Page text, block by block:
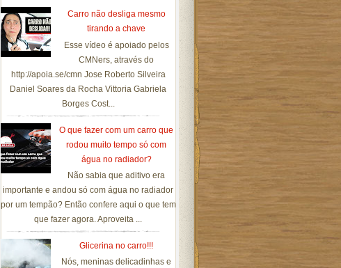
Carro não desliga mesmo
tirando a chave
Esse vídeo é apoiado pelos
CMNers, através do
http://apoia.se/cmn Jose Roberto Silveira
Daniel Soares da Rocha Vittoria Gabriela
Borges Cost...
O que fazer com um carro que
rodou muito tempo só com
água no radiador?
Não sabia que aditivo era
importante e andou só com água no radiador
por um tempão? Então confere aqui o que tem
que fazer agora. Aproveita ...
Glicerina no carro!!!
Nós, meninas delicadinhas e